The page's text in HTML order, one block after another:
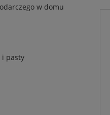
w domu
i pasty